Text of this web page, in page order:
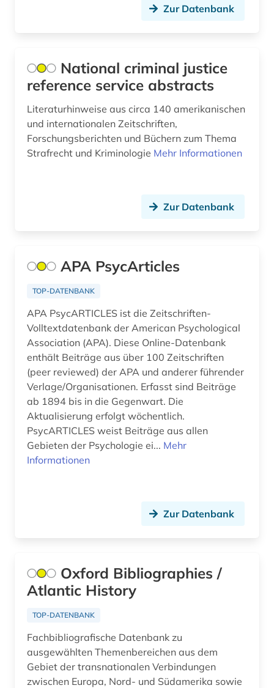
angewandte wissenschaften (1)
angloamerikanische literatur (1)
angloamerikanischer kulturraum (2)
antarktis (5)
anthropogeographie (1)
anthropologie (11)
anthropologische linguistik (1)
anthroposophie (1)
anthropozän (1)
antisemitismus (1)
anästhesie (1)
Mecklenburg-Vorpommern (4)
Moldawien (6)
Monaco (1)
Oesterreich (30)
Osmanisches Reich (5)
Ostasien (3)
Osteuropa (18)
Ostmitteleuropa (8)
Palaestina (2)
Rumänien (6)
Sachsen (2)
Sachsen-Anhalt (2)
Zur Datenbank
National criminal justice
reference service abstracts
Literaturhinweise aus circa 140 amerikanischen
und internationalen Zeitschriften,
Forschungsberichten und Büchern zum Thema
Strafrecht und Kriminologie Mehr Informationen
Zur Datenbank
APA PsycArticles
TOP-DATENBANK
APA PsycARTICLES ist die Zeitschriften-
Volltextdatenbank der American Psychological
Association (APA). Diese Online-Datenbank
enthält Beiträge aus über 100 Zeitschriften
(peer reviewed) der APA und anderer führender
Verlage/Organisationen. Erfasst sind Beiträge
ab 1894 bis in die Gegenwart. Die
Aktualisierung erfolgt wöchentlich.
PsycARTICLES weist Beiträge aus allen
Gebieten der Psychologie ei... Mehr
Informationen
Zur Datenbank
Oxford Bibliographies /
Atlantic History
TOP-DATENBANK
Fachbibliografische Datenbank zu
ausgewählten Themenbereichen aus dem
Gebiet der transnationalen Verbindungen
zwischen Europa, Nord- und Südamerika sowie